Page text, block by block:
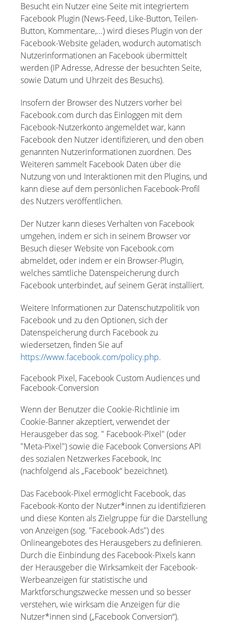
Besucht ein Nutzer eine Seite mit integriertem
Facebook Plugin (News-Feed, Like-Button, Teilen-
Button, Kommentare,...) wird dieses Plugin von der
Facebook-Website geladen, wodurch automatisch
Nutzerinformationen an Facebook übermittelt
werden (IP Adresse, Adresse der besuchten Seite,
sowie Datum und Uhrzeit des Besuchs).
Insofern der Browser des Nutzers vorher bei
Facebook.com durch das Einloggen mit dem
Facebook-Nutzerkonto angemeldet war, kann
Facebook den Nutzer identifizieren, und den oben
genannten Nutzerinformationen zuordnen. Des
Weiteren sammelt Facebook Daten über die
Nutzung von und Interaktionen mit den Plugins, und
kann diese auf dem persönlichen Facebook-Profil
des Nutzers veröffentlichen.
Der Nutzer kann dieses Verhalten von Facebook
umgehen, indem er sich in seinem Browser vor
Besuch dieser Website von Facebook.com
abmeldet, oder indem er ein Browser-Plugin,
welches sämtliche Datenspeicherung durch
Facebook unterbindet, auf seinem Gerät installiert.
Weitere Informationen zur Datenschutzpolitik von
Facebook und zu den Optionen, sich der
Datenspeicherung durch Facebook zu
wiedersetzen, finden Sie auf
https://www.facebook.com/policy.php.
Facebook Pixel, Facebook Custom Audiences und
Facebook-Conversion
Wenn der Benutzer die Cookie-Richtlinie im
Cookie-Banner akzeptiert, verwendet der
Herausgeber das sog. " Facebook-Pixel" (oder
"Meta-Pixel") sowie die Facebook Conversions API
des sozialen Netzwerkes Facebook, Inc
(nachfolgend als „Facebook“ bezeichnet).
Das Facebook-Pixel ermöglicht Facebook, das
Facebook-Konto der Nutzer*innen zu identifizieren
und diese Konten als Zielgruppe für die Darstellung
von Anzeigen (sog. "Facebook-Ads") des
Onlineangebotes des Herausgebers zu definieren.
Durch die Einbindung des Facebook-Pixels kann
der Herausgeber die Wirksamkeit der Facebook-
Werbeanzeigen für statistische und
Marktforschungszwecke messen und so besser
verstehen, wie wirksam die Anzeigen für die
Nutzer*innen sind („Facebook Conversion“).